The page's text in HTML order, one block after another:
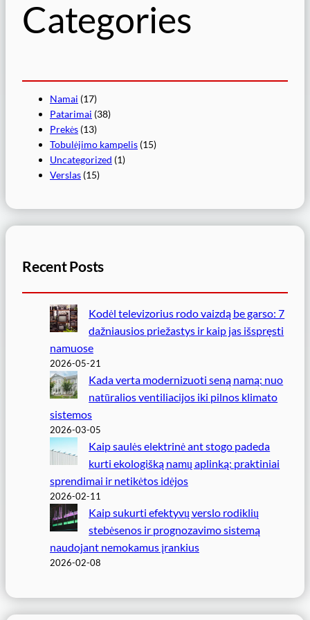
Categories
Namai (17)
Patarimai (38)
Prekės (13)
Tobulėjimo kampelis (15)
Uncategorized (1)
Verslas (15)
Recent Posts
Kodėl televizorius rodo vaizdą be garso: 7
dažniausios priežastys ir kaip jas išspręsti
namuose
2026-05-21
Kada verta modernizuoti seną namą: nuo
natūralios ventiliacijos iki pilnos klimato
sistemos
2026-03-05
Kaip saulės elektrinė ant stogo padeda
kurti ekologišką namų aplinką: praktiniai
sprendimai ir netikėtos idėjos
2026-02-11
Kaip sukurti efektyvų verslo rodiklių
stebėsenos ir prognozavimo sistemą
naudojant nemokamus įrankius
2026-02-08